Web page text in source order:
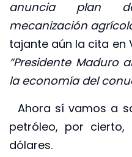
anuncia plan
mecanización
tajante aún la cita en
“Presidente Maduro
la economía del
Ahora sí vamos a
petróleo, por
dólares.